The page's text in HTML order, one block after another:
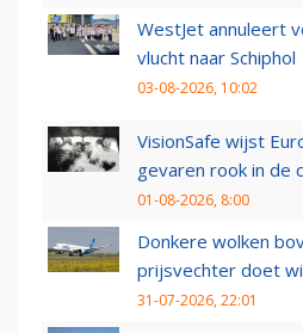
WestJet annuleert
vlucht naar Schiphol
03-08-2026, 10:02
VisionSafe wijst
gevaren rook in de
01-08-2026, 8:00
Donkere wolken
prijsvechter doet
31-07-2026, 22:01